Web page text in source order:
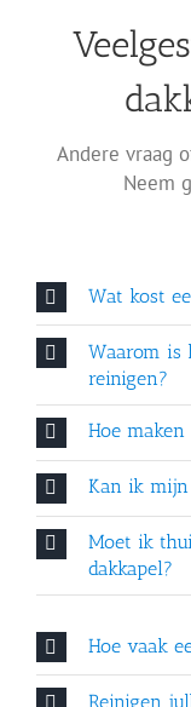
Andere vraag
Neem
Wat kost
Waarom is
reinigen?
Hoe
Kan ik mijn
Moet ik
dakkapel?
Hoe vaak
Reinigen